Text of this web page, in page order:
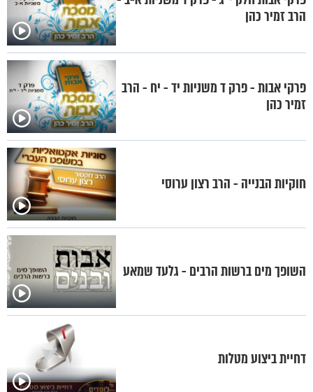
הרב זמיר כהן
פרקי אבות - פרק ד משניות יד - יח - הרב
זמיר כהן
חוקיות הבנייה - הרב רצון ערוסי
השופך מים ברשות הרבים - גלעד שמאע
דחיית ביצוע מטלות